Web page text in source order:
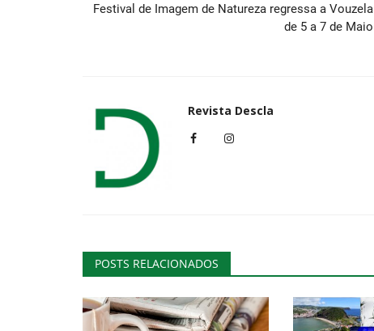
Festival de Imagem de Natureza regressa a Vouzela
de 5 a 7 de Maio
Revista Descla
POSTS RELACIONADOS